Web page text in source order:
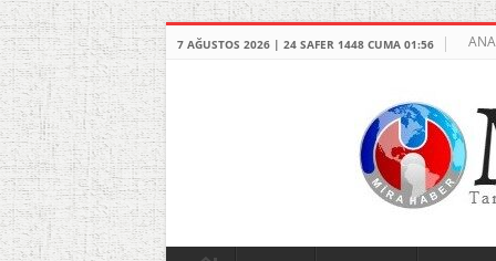
7 AĞUSTOS 2026 | 24 SAFER 1448 CUMA 01:56